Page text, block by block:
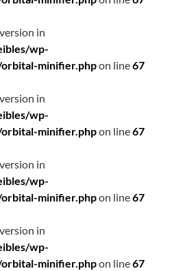
in
wp-
minifier.phpon line67
in
wp-
minifier.phpon line67
in
wp-
minifier.phpon line67
in
wp-
minifier.phpon line67